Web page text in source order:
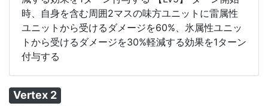
時、自身を含む周囲2マスの味方ユニットに雷属性
ユニットから受けるダメージを60%、氷属性ユニッ
トから受けるダメージを30%軽減する効果を1ターン
付与する
Vertex 2